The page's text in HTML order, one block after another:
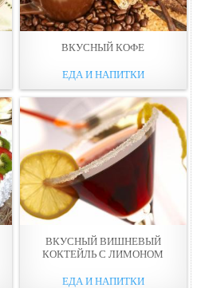
ВКУСНЫЙ КОФЕ
ЕДА И НАПИТКИ
ВКУСНЫЙ ВИШНЕВЫЙ
КОКТЕЙЛЬ С ЛИМОНОМ
ЕДА И НАПИТКИ